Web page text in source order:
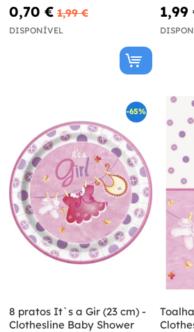
0,70 € 1,99 €
DISPONÍVEL
1,99
-65%
8 pratos It`s a Gir (23 cm) -
Clothesline Baby Shower